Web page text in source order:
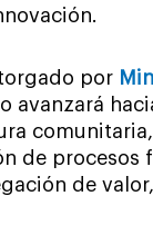
por
avanzará
de procesos
de